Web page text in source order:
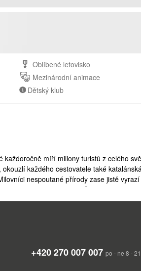
Oblíbené letovisko
Mezinárodní animace
Dětský klub
míří miliony turistů z celého
každého cestovatele také
nespoutané přírody zase jistě
Sierra Nevada. Ve Španělsku se
mlsným jazýčkům
Pyrenejském poloostrově. Na západě
španělské severoafrické državy
i Kanárské ostrovy v Atlantském
+420 270 007 007 po - ne 8 -